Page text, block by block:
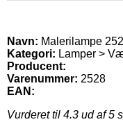
Navn: Malerilampe
Kategori: Lamper >
Producent:
Varenummer: 2528
EAN:
Vurderet til 4.3 ud af 5